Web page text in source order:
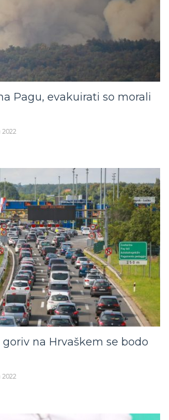
Pagu, evakuirati so morali
2022
na Hrvaškem se bodo
2022